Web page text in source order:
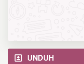
UNDUH